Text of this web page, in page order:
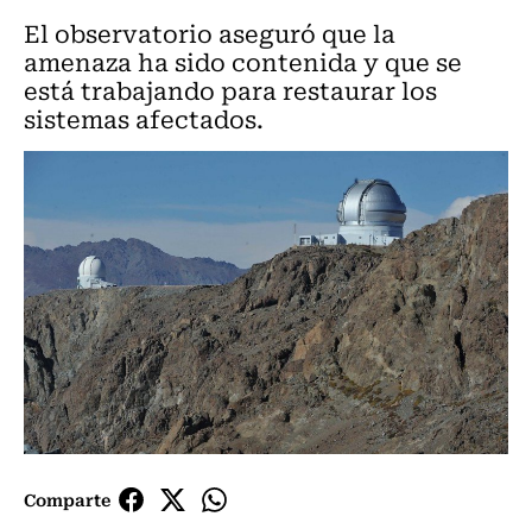
El observatorio aseguró que la
amenaza ha sido contenida y que se
está trabajando para restaurar los
sistemas afectados.
Comparte